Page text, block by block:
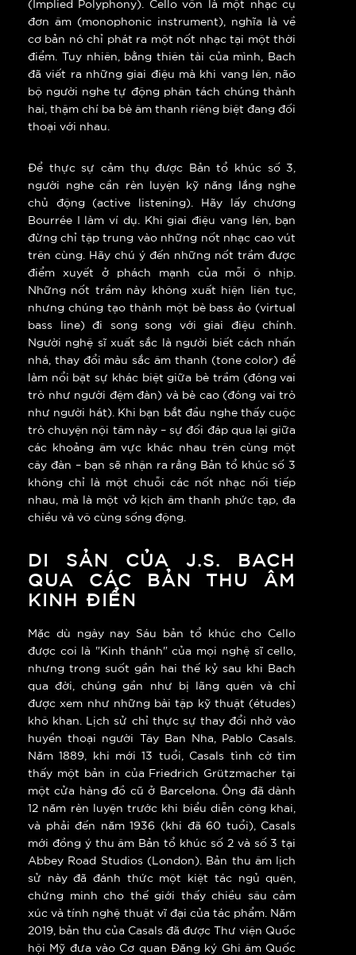
đơn âm (monophonic instrument), nghĩa là về
cơ bản nó chỉ phát ra một nốt nhạc tại một thời
điểm. Tuy nhiên, bằng thiên tài của mình, Bach
đã viết ra những giai điệu mà khi vang lên, não
bộ người nghe tự động phân tách chúng thành
hai, thậm chí ba bè âm thanh riêng biệt đang đối
thoại với nhau.
Để thực sự cảm thụ được Bản tổ khúc số 3,
người nghe cần rèn luyện kỹ năng lắng nghe
chủ động (active listening). Hãy lấy chương
Bourrée I làm ví dụ. Khi giai điệu vang lên, bạn
đừng chỉ tập trung vào những nốt nhạc cao vút
trên cùng. Hãy chú ý đến những nốt trầm được
điểm xuyết ở phách mạnh của mỗi ô nhịp.
Những nốt trầm này không xuất hiện liên tục,
nhưng chúng tạo thành một bè bass ảo (virtual
bass line) đi song song với giai điệu chính.
Người nghệ sĩ xuất sắc là người biết cách nhấn
nhá, thay đổi màu sắc âm thanh (tone color) để
làm nổi bật sự khác biệt giữa bè trầm (đóng vai
trò như người đệm đàn) và bè cao (đóng vai trò
như người hát). Khi bạn bắt đầu nghe thấy cuộc
trò chuyện nội tâm này – sự đối đáp qua lại giữa
các khoảng âm vực khác nhau trên cùng một
cây đàn – bạn sẽ nhận ra rằng Bản tổ khúc số 3
không chỉ là một chuỗi các nốt nhạc nối tiếp
nhau, mà là một vở kịch âm thanh phức tạp, đa
chiều và vô cùng sống động.
DI SẢN CỦA J.S. BACH
QUA CÁC BẢN THU ÂM
KINH ĐIỂN
Mặc dù ngày nay Sáu bản tổ khúc cho Cello
được coi là "Kinh thánh" của mọi nghệ sĩ cello,
nhưng trong suốt gần hai thế kỷ sau khi Bach
qua đời, chúng gần như bị lãng quên và chỉ
được xem như những bài tập kỹ thuật (études)
khô khan. Lịch sử chỉ thực sự thay đổi nhờ vào
huyền thoại người Tây Ban Nha, Pablo Casals.
Năm 1889, khi mới 13 tuổi, Casals tình cờ tìm
thấy một bản in của Friedrich Grützmacher tại
một cửa hàng đồ cũ ở Barcelona. Ông đã dành
12 năm rèn luyện trước khi biểu diễn công khai,
và phải đến năm 1936 (khi đã 60 tuổi), Casals
mới đồng ý thu âm Bản tổ khúc số 2 và số 3 tại
Abbey Road Studios (London). Bản thu âm lịch
sử này đã đánh thức một kiệt tác ngủ quên,
chứng minh cho thế giới thấy chiều sâu cảm
xúc và tính nghệ thuật vĩ đại của tác phẩm. Năm
2019, bản thu của Casals đã được Thư viện Quốc
hội Mỹ đưa vào Cơ quan Đăng ký Ghi âm Quốc